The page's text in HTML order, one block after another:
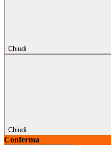
Chiudi
Chiudi
Conferma